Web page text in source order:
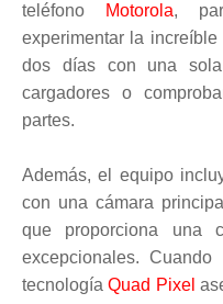
teléfono
Motorola,
experimentar la
dos días con una
cargadores o
partes.
Además, el equipo
con una cámara
que proporciona una
excepcionales.
tecnologíaQuad Pixel